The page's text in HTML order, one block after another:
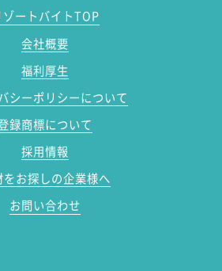
ゾートバイトTOP
会社概要
福利厚生
シーポリシーについて
録商標について
採用情報
をお探しの企業様へ
お問い合わせ